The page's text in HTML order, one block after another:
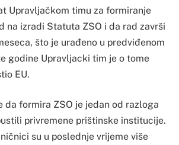
Upravljačkom timu za formiranje
na izradi Statuta ZSO i da rad završi
što je urađeno u predviđenom
godine Upravljacki tim je o tome
EU.
da formira ZSO je jedan od razloga
privremene prištinske institucije.
su u poslednje vrijeme više